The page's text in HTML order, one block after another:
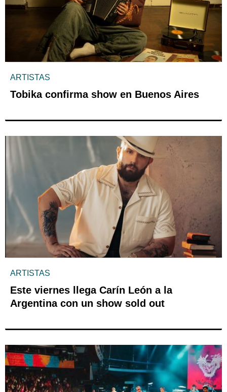
ARTISTAS
Tobika confirma show en Buenos Aires
ARTISTAS
Este viernes llega Carín León a la
Argentina con un show sold out